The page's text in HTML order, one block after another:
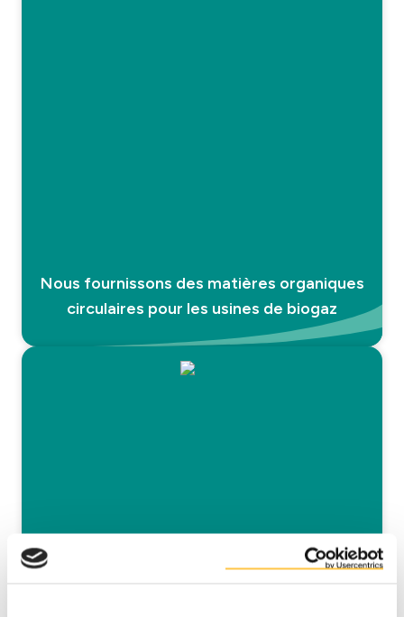
Nous fournissons des matières organiques
circulaires pour les usines de biogaz